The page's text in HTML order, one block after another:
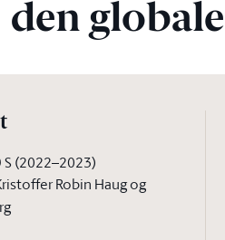
den
(2022–2023)
Robin Haug og